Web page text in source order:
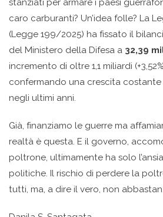
stanziati per armare i paesi
caro carburanti? Un’idea folle? La
(Legge 199/2025) ha fissato il
del Ministero della Difesa a 32,39
incremento di oltre 1,1 miliardi
confermando una crescita costante
negli ultimi anni.
Già, finanziamo le guerre ma
realtà è questa. E il governo,
poltrone, ultimamente ha solo
politiche. Il rischio di perdere la
tutti, ma, a dire il vero, non